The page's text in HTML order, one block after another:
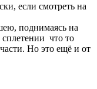
если смотреть на
поднимаясь на
сплетении что то
Но это ещё и от